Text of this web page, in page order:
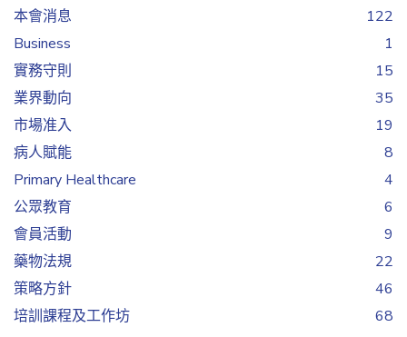
本會消息
122
Business
1
實務守則
15
業界動向
35
市場准入
19
病人賦能
8
Primary Healthcare
4
公眾教育
6
會員活動
9
藥物法規
22
策略方針
46
培訓課程及工作坊
68